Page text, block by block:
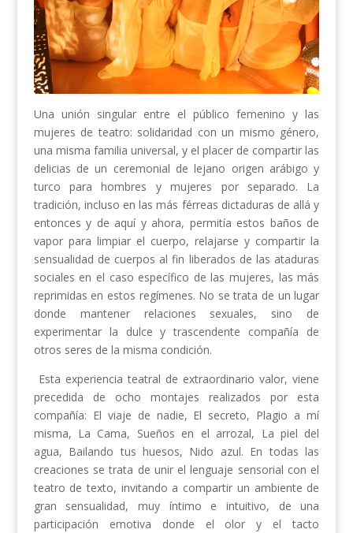
Una unión singular entre el público femenino y las
mujeres de teatro: solidaridad con un mismo género,
una misma familia universal, y el placer de compartir las
delicias de un ceremonial de lejano origen arábigo y
turco para hombres y mujeres por separado. La
tradición, incluso en las más férreas dictaduras de allá y
entonces y de aquí y ahora, permitía estos baños de
vapor para limpiar el cuerpo, relajarse y compartir la
sensualidad de cuerpos al fin liberados de las ataduras
sociales en el caso específico de las mujeres, las más
reprimidas en estos regímenes. No se trata de un lugar
donde mantener relaciones sexuales, sino de
experimentar la dulce y trascendente compañía de
otros seres de la misma condición.
Esta experiencia teatral de extraordinario valor, viene
precedida de ocho montajes realizados por esta
compañía: El viaje de nadie, El secreto, Plagio a mí
misma, La Cama, Sueños en el arrozal, La piel del
agua, Bailando tus huesos, Nido azul. En todas las
creaciones se trata de unir el lenguaje sensorial con el
teatro de texto, invitando a compartir un ambiente de
gran sensualidad, muy íntimo e intuitivo, de una
participación emotiva donde el olor y el tacto